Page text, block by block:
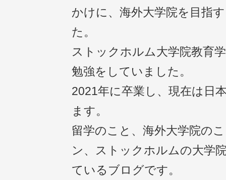
かけに、海外大学院を目指
た。
ストックホルム大学院教育
勉強をしていました。
2021年に卒業し、現在は日
ます。
留学のこと、海外大学院の
ン、ストックホルムの大学
ているブログです。